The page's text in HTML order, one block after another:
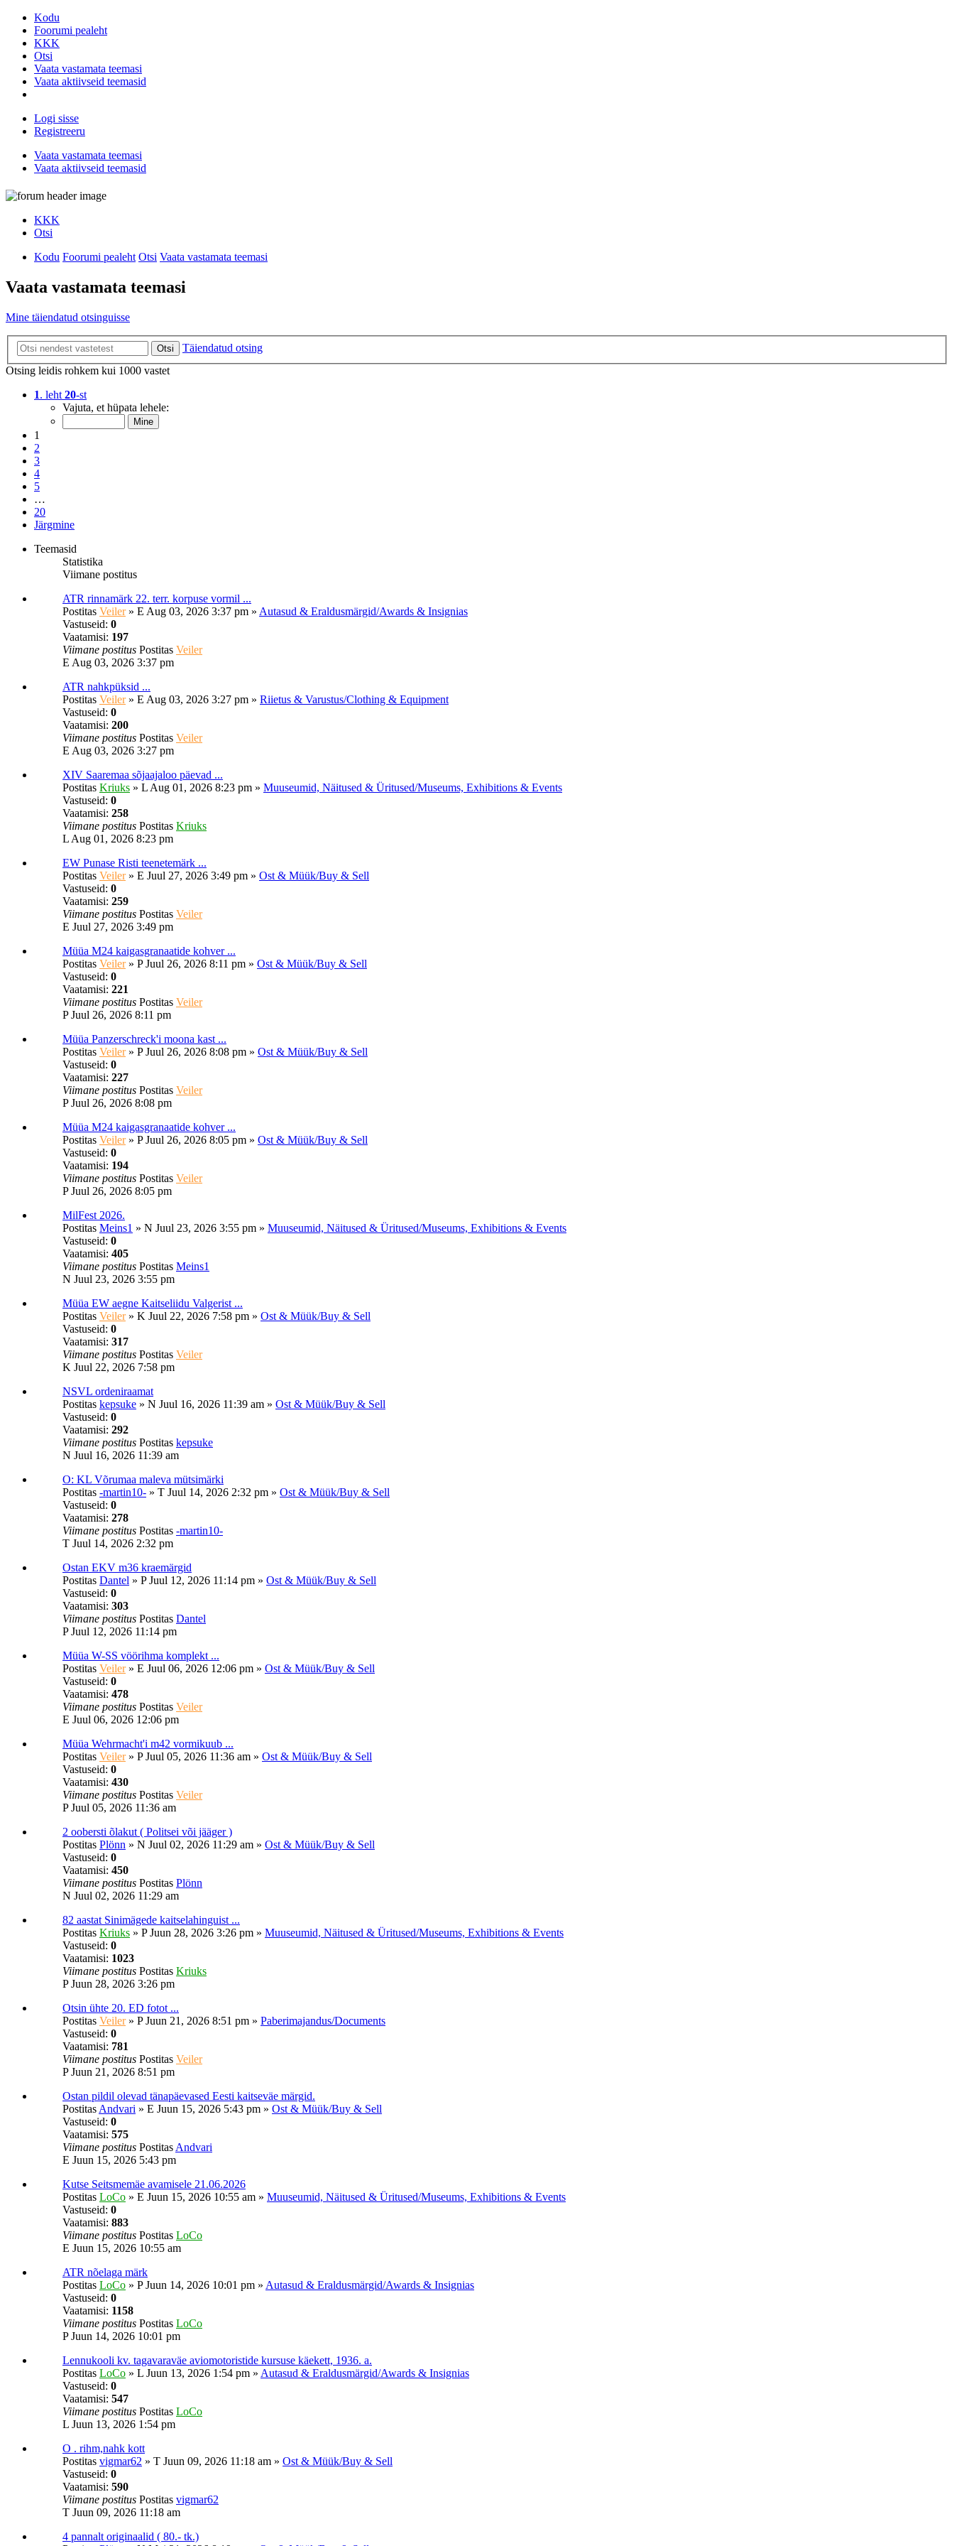
Kodu
Foorumi pealeht
KKK
Otsi
Vaata vastamata teemasi
Vaata aktiivseid teemasid
Logi sisse
Registreeru
Vaata vastamata teemasi
Vaata aktiivseid teemasid
KKK
Otsi
Kodu Foorumi pealeht Otsi Vaata vastamata teemasi
Vaata vastamata teemasi
Mine täiendatud otsinguisse
Otsi
Täiendatud otsing
Otsing leidis rohkem kui 1000 vastet
1. leht 20-st
Vajuta, et hüpata lehele:
1
2
3
4
5
…
20
Järgmine
Teemasid
Statistika
Viimane postitus
ATR rinnamärk 22. terr. korpuse vormil ...
Postitas Veiler» E Aug 03, 2026 3:37 pm » Autasud & Eraldusmärgid/Awards & Insignias
Vastuseid: 0
Vaatamisi: 197
Viimane postitus Postitas Veiler
E Aug 03, 2026 3:37 pm
ATR nahkpüksid ...
Postitas Veiler» E Aug 03, 2026 3:27 pm » Riietus & Varustus/Clothing & Equipment
Vastuseid: 0
Vaatamisi: 200
Viimane postitus Postitas Veiler
E Aug 03, 2026 3:27 pm
XIV Saaremaa sõjaajaloo päevad ...
Postitas Kriuks » L Aug 01, 2026 8:23 pm » Muuseumid, Näitused & Üritused/Museums, Exhibitions & Events
Vastuseid: 0
Vaatamisi: 258
Viimane postitus Postitas Kriuks
L Aug 01, 2026 8:23 pm
EW Punase Risti teenetemärk ...
Postitas Veiler» E Juul 27, 2026 3:49 pm » Ost & Müük/Buy & Sell
Vastuseid: 0
Vaatamisi: 259
Viimane postitus Postitas Veiler
E Juul 27, 2026 3:49 pm
Müüa M24 kaigasgranaatide kohver ...
Postitas Veiler» P Juul 26, 2026 8:11 pm » Ost & Müük/Buy & Sell
Vastuseid: 0
Vaatamisi: 221
Viimane postitus Postitas Veiler
P Juul 26, 2026 8:11 pm
Müüa Panzerschreck'i moona kast ...
Postitas Veiler» P Juul 26, 2026 8:08 pm » Ost & Müük/Buy & Sell
Vastuseid: 0
Vaatamisi: 227
Viimane postitus Postitas Veiler
P Juul 26, 2026 8:08 pm
Müüa M24 kaigasgranaatide kohver ...
Postitas Veiler» P Juul 26, 2026 8:05 pm » Ost & Müük/Buy & Sell
Vastuseid: 0
Vaatamisi: 194
Viimane postitus Postitas Veiler
P Juul 26, 2026 8:05 pm
MilFest 2026.
Postitas Meins1 » N Juul 23, 2026 3:55 pm » Muuseumid, Näitused & Üritused/Museums, Exhibitions & Events
Vastuseid: 0
Vaatamisi: 405
Viimane postitus Postitas Meins1
N Juul 23, 2026 3:55 pm
Müüa EW aegne Kaitseliidu Valgerist ...
Postitas Veiler» K Juul 22, 2026 7:58 pm » Ost & Müük/Buy & Sell
Vastuseid: 0
Vaatamisi: 317
Viimane postitus Postitas Veiler
K Juul 22, 2026 7:58 pm
NSVL ordeniraamat
Postitas kepsuke » N Juul 16, 2026 11:39 am » Ost & Müük/Buy & Sell
Vastuseid: 0
Vaatamisi: 292
Viimane postitus Postitas kepsuke
N Juul 16, 2026 11:39 am
O: KL Võrumaa maleva mütsimärki
Postitas -martin10- » T Juul 14, 2026 2:32 pm » Ost & Müük/Buy & Sell
Vastuseid: 0
Vaatamisi: 278
Viimane postitus Postitas -martin10-
T Juul 14, 2026 2:32 pm
Ostan EKV m36 kraemärgid
Postitas Dantel » P Juul 12, 2026 11:14 pm » Ost & Müük/Buy & Sell
Vastuseid: 0
Vaatamisi: 303
Viimane postitus Postitas Dantel
P Juul 12, 2026 11:14 pm
Müüa W-SS vöörihma komplekt ...
Postitas Veiler» E Juul 06, 2026 12:06 pm » Ost & Müük/Buy & Sell
Vastuseid: 0
Vaatamisi: 478
Viimane postitus Postitas Veiler
E Juul 06, 2026 12:06 pm
Müüa Wehrmacht'i m42 vormikuub ...
Postitas Veiler» P Juul 05, 2026 11:36 am » Ost & Müük/Buy & Sell
Vastuseid: 0
Vaatamisi: 430
Viimane postitus Postitas Veiler
P Juul 05, 2026 11:36 am
2 oobersti õlakut ( Politsei või jääger )
Postitas Plönn » N Juul 02, 2026 11:29 am » Ost & Müük/Buy & Sell
Vastuseid: 0
Vaatamisi: 450
Viimane postitus Postitas Plönn
N Juul 02, 2026 11:29 am
82 aastat Sinimägede kaitselahinguist ...
Postitas Kriuks » P Juun 28, 2026 3:26 pm » Muuseumid, Näitused & Üritused/Museums, Exhibitions & Events
Vastuseid: 0
Vaatamisi: 1023
Viimane postitus Postitas Kriuks
P Juun 28, 2026 3:26 pm
Otsin ühte 20. ED fotot ...
Postitas Veiler» P Juun 21, 2026 8:51 pm » Paberimajandus/Documents
Vastuseid: 0
Vaatamisi: 781
Viimane postitus Postitas Veiler
P Juun 21, 2026 8:51 pm
Ostan pildil olevad tänapäevased Eesti kaitseväe märgid.
Postitas Andvari » E Juun 15, 2026 5:43 pm » Ost & Müük/Buy & Sell
Vastuseid: 0
Vaatamisi: 575
Viimane postitus Postitas Andvari
E Juun 15, 2026 5:43 pm
Kutse Seitsmemäe avamisele 21.06.2026
Postitas LoCo » E Juun 15, 2026 10:55 am » Muuseumid, Näitused & Üritused/Museums, Exhibitions & Events
Vastuseid: 0
Vaatamisi: 883
Viimane postitus Postitas LoCo
E Juun 15, 2026 10:55 am
ATR nõelaga märk
Postitas LoCo » P Juun 14, 2026 10:01 pm » Autasud & Eraldusmärgid/Awards & Insignias
Vastuseid: 0
Vaatamisi: 1158
Viimane postitus Postitas LoCo
P Juun 14, 2026 10:01 pm
Lennukooli kv. tagavaraväe aviomotoristide kursuse käekett, 1936. a.
Postitas LoCo » L Juun 13, 2026 1:54 pm » Autasud & Eraldusmärgid/Awards & Insignias
Vastuseid: 0
Vaatamisi: 547
Viimane postitus Postitas LoCo
L Juun 13, 2026 1:54 pm
O . rihm,nahk kott
Postitas vigmar62 » T Juun 09, 2026 11:18 am » Ost & Müük/Buy & Sell
Vastuseid: 0
Vaatamisi: 590
Viimane postitus Postitas vigmar62
T Juun 09, 2026 11:18 am
4 pannalt originaalid ( 80.- tk.)